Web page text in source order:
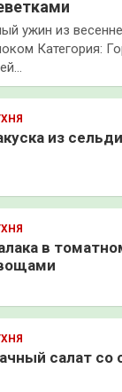
ужин из
Категория:
из сельди
в
салат со